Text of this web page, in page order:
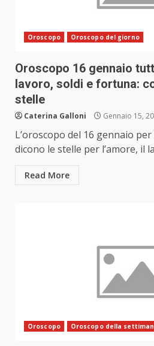
Oroscopo Oroscopo del giorno
Oroscopo 16 gennaio
lavoro, soldi e fortuna:
stelle
Caterina Galloni Gennaio 15,
L’oroscopo del 16 gennaio
dicono le stelle per l’amore, il
Read More
Oroscopo Oroscopo della